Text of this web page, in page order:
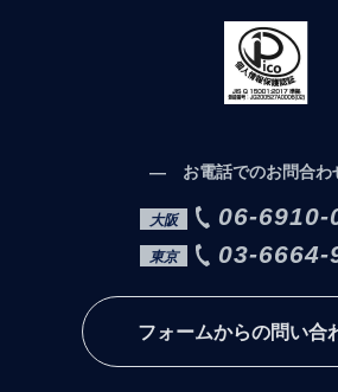
― お電話でのお問合
大阪 06-6910-
東京 03-6664-
フォームからの問い合